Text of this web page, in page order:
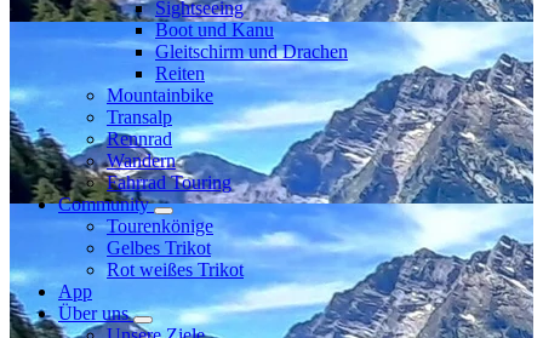
Sightseeing
Boot und Kanu
Gleitschirm und Drachen
Reiten
Mountainbike
Transalp
Rennrad
Wandern
Fahrrad Touring
Community
Tourenkönige
Gelbes Trikot
Rot weißes Trikot
App
Über uns